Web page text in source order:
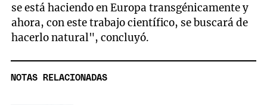
se está haciendo en Europa transgénicamente y
ahora, con este trabajo científico, se buscará de
hacerlo natural", concluyó.
NOTAS RELACIONADAS